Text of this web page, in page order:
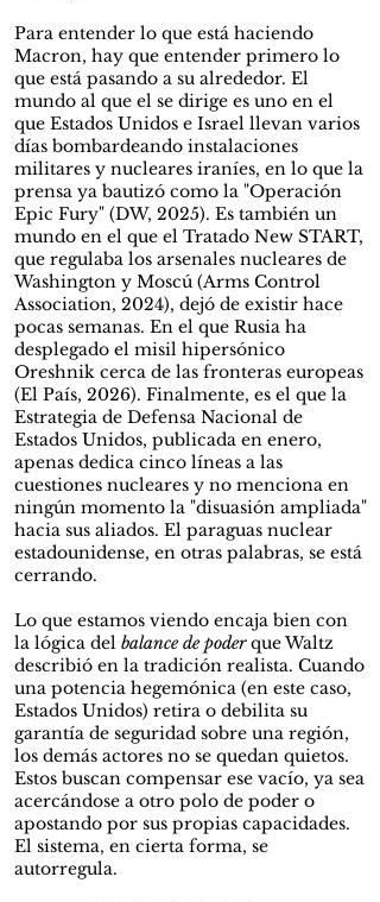
Para entender lo que está haciendo
Macron, hay que entender primero lo
que está pasando a su alrededor. El
mundo al que el se dirige es uno en el
que Estados Unidos e Israel llevan varios
días bombardeando instalaciones
militares y nucleares iraníes, en lo que la
prensa ya bautizó como la "Operación
Epic Fury" (DW, 2025). Es también un
mundo en el que el Tratado New START,
que regulaba los arsenales nucleares de
Washington y Moscú (Arms Control
Association, 2024), dejó de existir hace
pocas semanas. En el que Rusia ha
desplegado el misil hipersónico
Oreshnik cerca de las fronteras europeas
(El País, 2026). Finalmente, es el que la
Estrategia de Defensa Nacional de
Estados Unidos, publicada en enero,
apenas dedica cinco líneas a las
cuestiones nucleares y no menciona en
ningún momento la "disuasión ampliada"
hacia sus aliados. El paraguas nuclear
estadounidense, en otras palabras, se está
cerrando.
Lo que estamos viendo encaja bien con
la lógica del balance de poderque Waltz
describió en la tradición realista. Cuando
una potencia hegemónica (en este caso,
Estados Unidos) retira o debilita su
garantía de seguridad sobre una región,
los demás actores no se quedan quietos.
Estos buscan compensar ese vacío, ya sea
acercándose a otro polo de poder o
apostando por sus propias capacidades.
El sistema, en cierta forma, se
autorregula.